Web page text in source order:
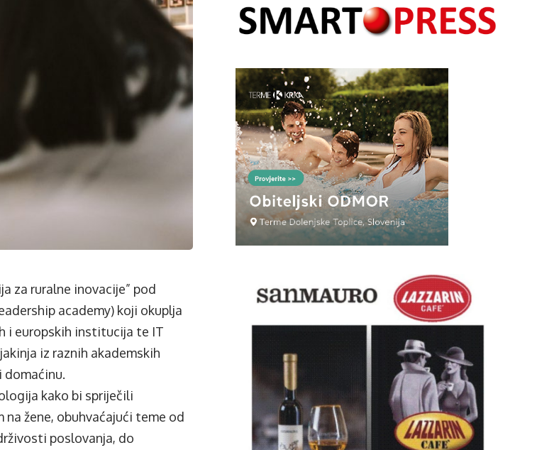
za ruralne inovacije” pod
academy) koji okuplja
i europskih institucija te IT
iz raznih akademskih
domaćinu.
kako bi spriječili
žene, obuhvaćajući teme od
poslovanja, do